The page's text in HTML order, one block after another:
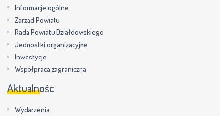
Informacje ogólne
Zarząd Powiatu
Rada Powiatu Działdowskiego
Jednostki organizacyjne
Inwestycje
Współpraca zagraniczna
Aktualności
Wydarzenia